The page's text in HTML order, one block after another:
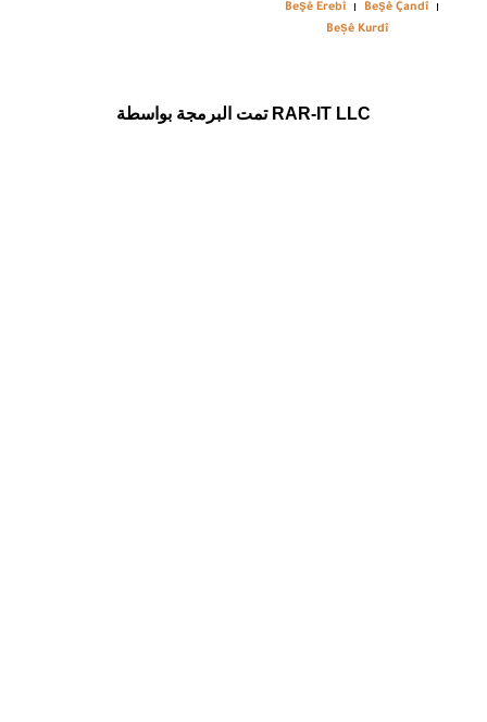
Beşê Erebî
Beşê Çandî
Beșê Kurdî
تمت البرمجة بواسطة RAR-IT LLC